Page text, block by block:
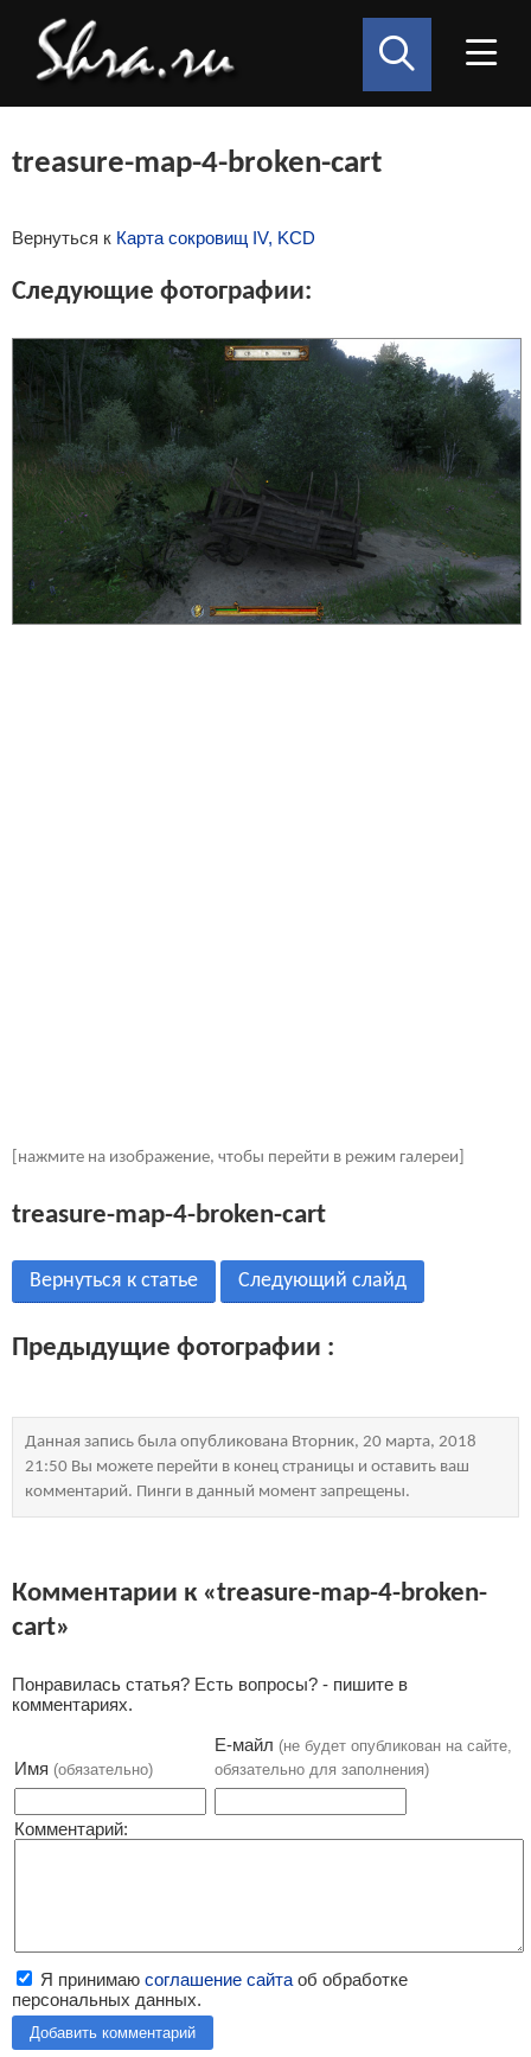
treasure-map-4-broken-cart
Вернуться к Карта сокровищ IV, KCD
Следующие фотографии:
[нажмите на изображение, чтобы перейти в режим галереи]
treasure-map-4-broken-cart
Вернуться к статье Следующий слайд
Предыдущие фотографии :
Данная запись была опубликована Вторник, 20 марта, 2018
21:50 Вы можете перейти в конец страницы и оставить ваш
комментарий. Пинги в данный момент запрещены.
Комментарии к «treasure-map-4-broken-
cart»
Понравилась статья? Есть вопросы? - пишите в
комментариях.
Имя (обязательно)
Е-майл (не будет опубликован на сайте,
обязательно для заполнения)
Комментарий:
Я принимаю соглашение сайта об обработке
персональных данных.
Добавить комментарий